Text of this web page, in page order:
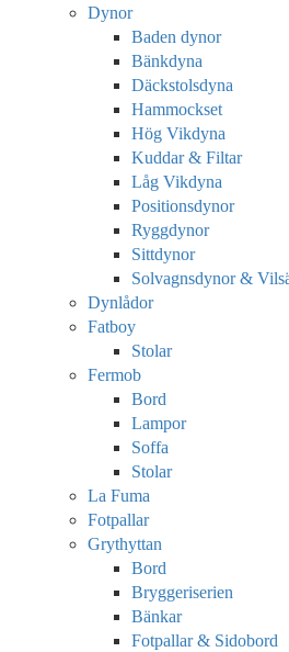
Dynor
Baden dynor
Bänkdyna
Däckstolsdyna
Hammockset
Hög Vikdyna
Kuddar & Filtar
Låg Vikdyna
Positionsdynor
Ryggdynor
Sittdynor
Solvagnsdynor &
Dynlådor
Fatboy
Stolar
Fermob
Bord
Lampor
Soffa
Stolar
La Fuma
Fotpallar
Grythyttan
Bord
Bryggeriserien
Bänkar
Fotpallar & Sidobord